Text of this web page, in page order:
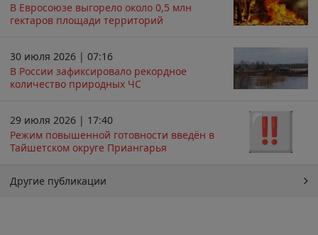
В Евросоюзе выгорело около 0,5 млн
гектаров площади территорий
30 июля 2026 | 07:16
В России зафиксировало рекордное
количество природных ЧС
29 июля 2026 | 17:40
Режим повышенной готовности введён в
Тайшетском округе Приангарья
Другие публикации